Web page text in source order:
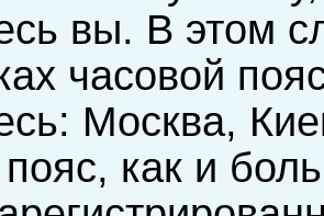
вы. В этом
часовой
Москва,
как и